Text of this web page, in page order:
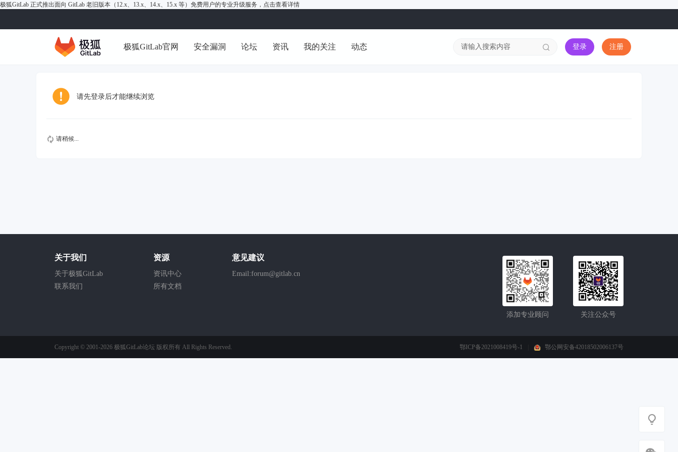
极狐GitLab 正式推出面向 GitLab 老旧版本（12.x、13.x、14.x、15.x 等）免费用户的专业升级服务， 点击查看详情
极狐GitLab官网 安全漏洞 论坛 资讯 我的关注 动态 登录 注册
请先登录后才能继续浏览
请稍候...
关于我们
关于极狐GitLab
联系我们
资源
资讯中心
所有文档
意见建议
Email:forum@gitlab.cn
关注公众号
添加专业顾问
Copyright © 2001-2026 极狐GitLab论坛 版权所有 All Rights Reserved. 鄂ICP备2021008419号-1 鄂公网安备42018502006137号